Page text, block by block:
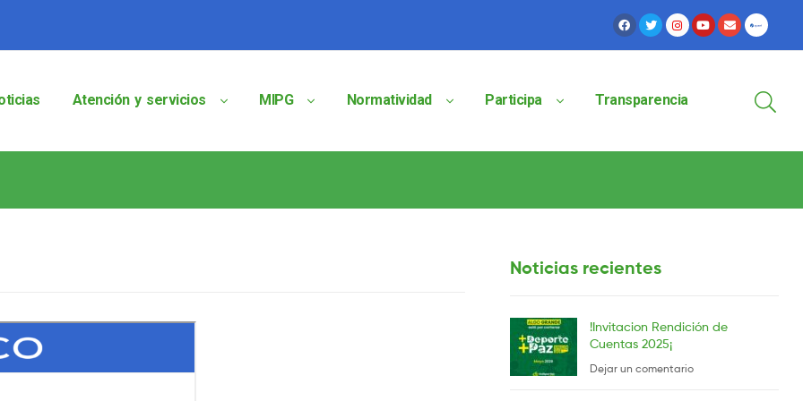
Atención y servicios MIPG Normatividad Participa Transparencia
Noticias recientes
!Invitacion Rendición de
Cuentas 2025¡
Dejar un comentario